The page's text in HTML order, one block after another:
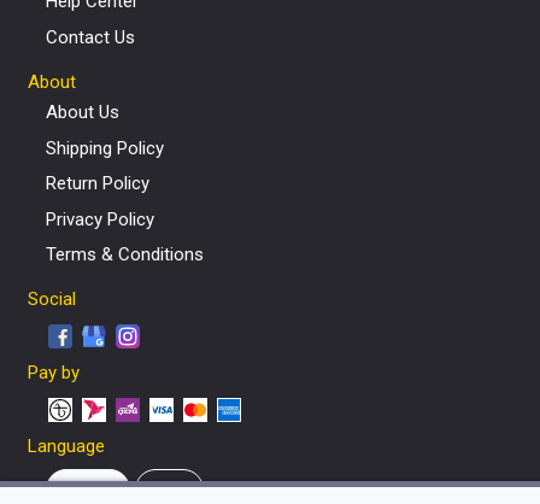
Contact Us
About
About Us
Shipping Policy
Return Policy
Privacy Policy
Terms & Conditions
Social
Pay by
Language
English বাংলা